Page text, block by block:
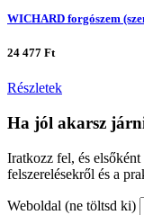
WICHARD forgószem
24 477 Ft
Részletek
Ha jól akarsz
Iratkozz fel, és
felszerelésekről és a
Weboldal (ne töltsd ki)